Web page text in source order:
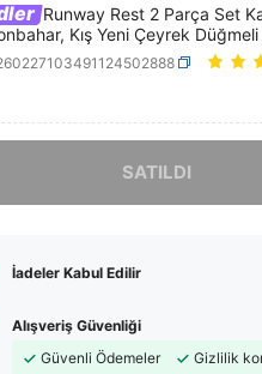
Runway Rest 2 Parça Set
Kış Yeni Çeyrek
Üst ve Pantolon Takım Rahat
Giysileri
SATILDI
İadeler Kabul Edilir
Alışveriş Güvenliği
Güvenli Ödemeler
Gizlilik